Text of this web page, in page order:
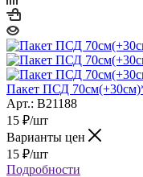
Пакет ПСД
Арт.: B21188
15 ₽/шт
Варианты цен
15 ₽/шт
Подробности